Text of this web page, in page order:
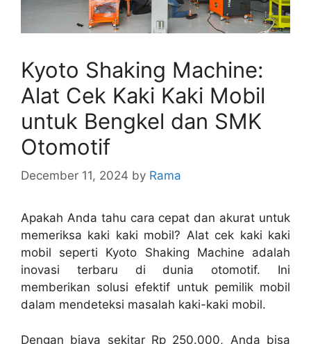
Kyoto Shaking Machine:
Alat Cek Kaki Kaki Mobil
untuk Bengkel dan SMK
Otomotif
December 11, 2024 by Rama
Apakah Anda tahu cara cepat dan akurat untuk
memeriksa kaki kaki mobil? Alat cek kaki kaki
mobil seperti Kyoto Shaking Machine adalah
inovasi terbaru di dunia otomotif. Ini
memberikan solusi efektif untuk pemilik mobil
dalam mendeteksi masalah kaki-kaki mobil.
Dengan biaya sekitar Rp 250.000, Anda bisa